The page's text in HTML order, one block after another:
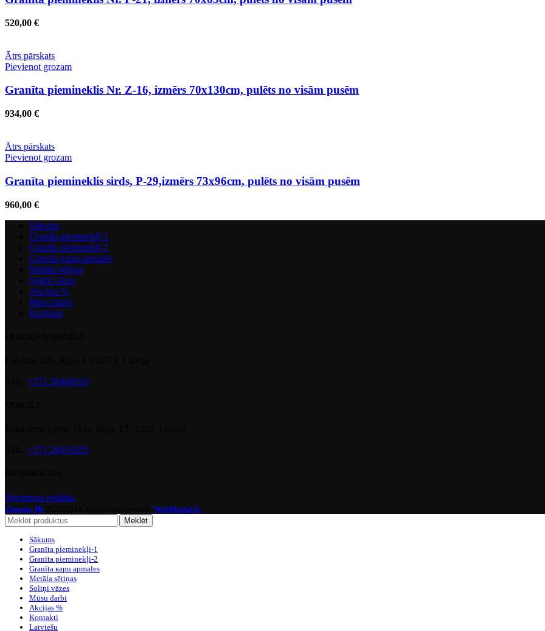
520,00 €
Ātrs pārskats
Pievienot grozam
Granīta piemineklis Nr. Z-16, izmērs 70x130cm, pulēts no visām pusēm
934,00 €
Ātrs pārskats
Pievienot grozam
Granīta piemineklis sirds, P-29,izmērs 73x96cm, pulēts no visām pusēm
960,00 €
Sākums
Granīta pieminekļi-1
Granīta pieminekļi-2
Granīta кapu apmales
Metāla sētiņas
Soliņi vāzes
Akcijas %
Mūsu darbi
Kontakti
+371 26448310
+371 26410203
Privātuma politika
Zimans, IK WebDigital.lv
Meklēt
Sākums
Granīta pieminekļi-1
Granīta pieminekļi-2
Granīta кapu apmales
Metāla sētiņas
Soliņi vāzes
Mūsu darbi
Akcijas %
Kontakti
Latviešu